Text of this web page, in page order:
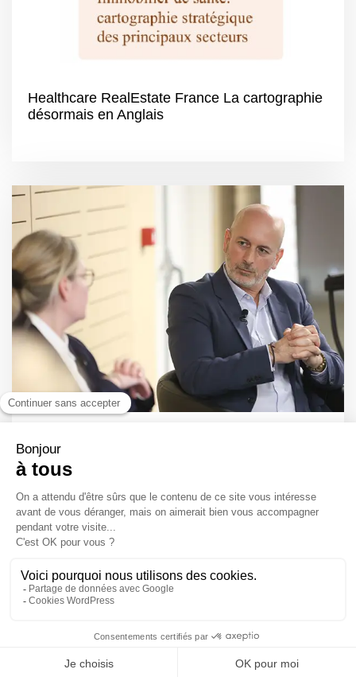
Healthcare RealEstate France La cartographie
désormais en Anglais
Right Reserved. -Mentions légales-Politiques de